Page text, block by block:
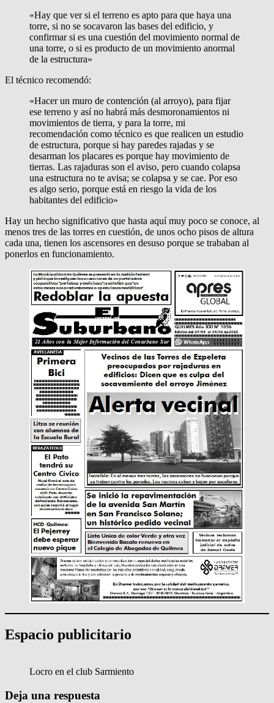
«Hay que ver si el terreno es apto para que haya una
torre, si no se socavaron las bases del edificio, y
confirmar si es una cuestión del movimiento normal de
una torre, o si es producto de un movimiento anormal
de la estructura»
El técnico recomendó:
«Hacer un muro de contención (al arroyo), para fijar
ese terreno y así no habrá más desmoronamientos ni
movimientos de tierra, y para la torre, mi
recomendación como técnico es que realicen un estudio
de estructura, porque si hay paredes rajadas y se
desarman los placares es porque hay movimiento de
tierras. Las rajaduras son el aviso, pero cuando colapsa
una estructura no te avisa; se colapsa y se cae. Por eso
es algo serio, porque está en riesgo la vida de los
habitantes del edificio»
Hay un hecho significativo que hasta aquí muy poco se conoce, al
menos tres de las torres en cuestión, de unos ocho pisos de altura
cada una, tienen los ascensores en desuso porque se trababan al
ponerlos en funcionamiento.
Espacio publicitario
Locro en el club Sarmiento
Deja una respuesta